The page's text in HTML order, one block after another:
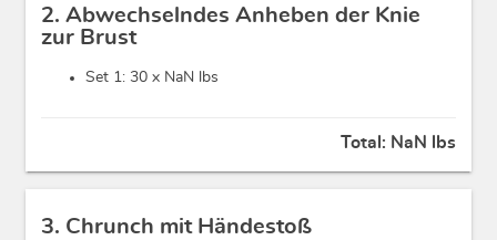
2. Abwechselndes Anheben der Knie
zur Brust
Set 1: 30 x NaN lbs
Total: NaN lbs
3. Chrunch mit Händestoß